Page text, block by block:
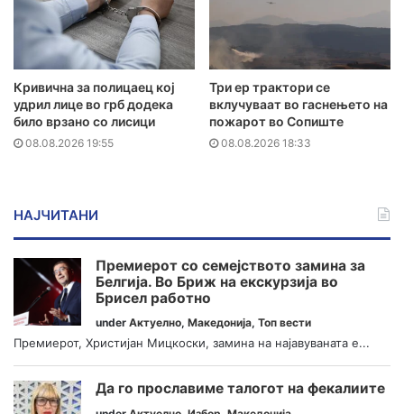
Кривична за полицаец кој
удрил лице во грб додека
било врзано со лисици
08.08.2026 19:55
Три ер трактори се
вклучуваат во гаснењето на
пожарот во Сопиште
08.08.2026 18:33
НАЈЧИТАНИ
Премиерот со семејството замина за
Белгија. Во Бриж на екскурзија во
Брисел работно
under Актуелно, Македонија, Топ вести
Премиерот, Христијан Мицкоски, замина на најавуваната е...
Да го прославиме талогот на фекалиите